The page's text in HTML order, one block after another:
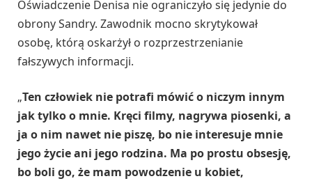
Oświadczenie Denisa nie ograniczyło się jedynie do
obrony Sandry. Zawodnik mocno skrytykował
osobę, którą oskarżył o rozprzestrzenianie
fałszywych informacji.
„Ten człowiek nie potrafi mówić o niczym innym
jak tylko o mnie. Kręci filmy, nagrywa piosenki, a
ja o nim nawet nie piszę, bo nie interesuje mnie
jego życie ani jego rodzina. Ma po prostu obsesję,
bo boli go, że mam powodzenie u kobiet,